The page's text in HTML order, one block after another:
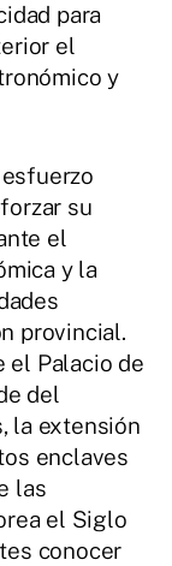
para
el
y
su
el
y la
provincial.
el Palacio de
del
la extensión
enclaves
las
el Siglo
conocer